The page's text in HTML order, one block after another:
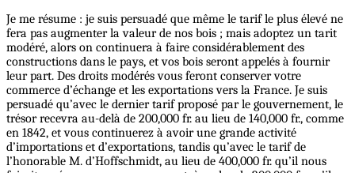
Je me résume : je suis persuadé que même le tarif le plus élevé ne
fera pas augmenter la valeur de nos bois ; mais adoptez un tarit
modéré, alors on continuera à faire considérablement des
constructions dans le pays, et vos bois seront appelés à fournir
leur part. Des droits modérés vous feront conserver votre
commerce d’échange et les exportations vers la France. Je suis
persuadé qu’avec le dernier tarif proposé par le gouvernement, le
trésor recevra au-delà de 200,000 fr. au lieu de 140,000 fr., comme
en 1842, et vous continuerez à avoir une grande activité
d’importations et d’exportations, tandis qu’avec le tarif de
l’honorable M. d’Hoffschmidt, au lieu de 400,000 fr. qu’il nous